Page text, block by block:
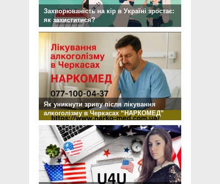
Захворюваність на кір в Україні зростає:
як захиститися?
Як уникнути зриву після лікування
алкоголізму в Черкасах “НАРКОМЕД”